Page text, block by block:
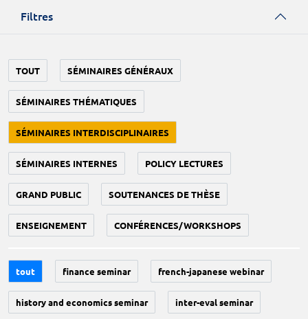
Filtres
TOUT SÉMINAIRES GÉNÉRAUX
SÉMINAIRES THÉMATIQUES
SÉMINAIRES INTERDISCIPLINAIRES
SÉMINAIRES INTERNES POLICY LECTURES
GRAND PUBLIC SOUTENANCES DE THÈSE
ENSEIGNEMENT CONFÉRENCES/WORKSHOPS
tout finance seminar french-japanese webinar
history and economics seminar inter-eval seminar